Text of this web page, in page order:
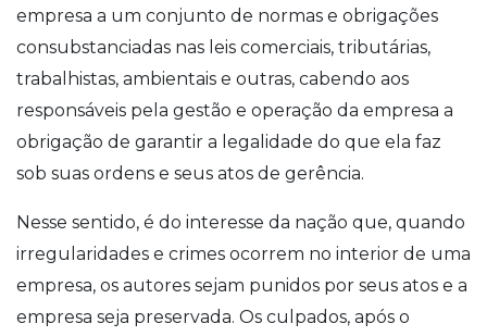
empresa a um conjunto de normas e obrigações
consubstanciadas nas leis comerciais, tributárias,
trabalhistas, ambientais e outras, cabendo aos
responsáveis pela gestão e operação da empresa a
obrigação de garantir a legalidade do que ela faz
sob suas ordens e seus atos de gerência.
Nesse sentido, é do interesse da nação que, quando
irregularidades e crimes ocorrem no interior de uma
empresa, os autores sejam punidos por seus atos e a
empresa seja preservada. Os culpados, após o